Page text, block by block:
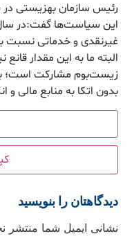
رئیس سازمان بهزیستی در
البته ما به این مقدار
زیست‌بوم مشارکت است؛
بدون اتکا به منابع مالی و
دیدگاهتان را بنویسید
نشانی ایمیل شما منتشر